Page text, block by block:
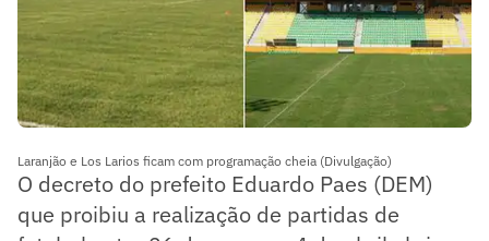
Laranjão e Los Larios ficam com programação cheia (Divulgação)
O decreto do prefeito Eduardo Paes (DEM)
que proibiu a realização de partidas de